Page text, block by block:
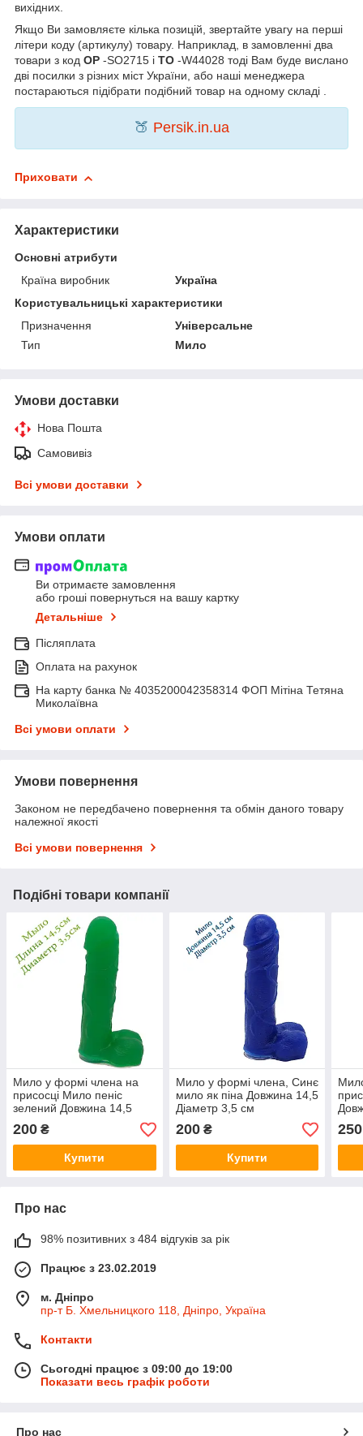
вихідних.
Якщо Ви замовляєте кілька позицій, звертайте увагу на перші
літери коду (артикулу) товару. Наприклад, в замовленні два
товари з код OP -SO2715 і TO -W44028 тоді Вам буде вислано
дві посилки з різних міст України, або наші менеджера
постараються підібрати подібний товар на одному складі .
🍑 Persik.in.ua
Приховати
Характеристики
Основні атрибути
Країна виробник
Україна
Користувальницькі характеристики
Призначення
Універсальне
Тип
Мило
Умови доставки
Нова Пошта
Самовивіз
Всі умови доставки
Умови оплати
Ви отримаєте замовлення
або гроші повернуться на вашу картку
Детальніше
Післяплата
Оплата на рахунок
На карту банка № 4035200042358314 ФОП Мітіна Тетяна
Миколаївна
Всі умови оплати
Умови повернення
Законом не передбачено повернення та обмін даного товару
належної якості
Всі умови повернення
Подібні товари компанії
Мило у формі члена на
присосці Мило пеніс
зелений Довжина 14,5
Діаметр 3.5
200 ₴
Купити
Мило у формі члена, Синє
мило як піна Довжина 14,5
Діаметр 3,5 см
200₴
Купити
250
Про нас
98% позитивних з 484 відгуків за рік
Працює з 23.02.2019
м. Дніпро
пр-т Б. Хмельницкого 118, Дніпро, Україна
Контакти
Сьогодні працює з 09:00 до 19:00
Показати весь графік роботи
Про нас